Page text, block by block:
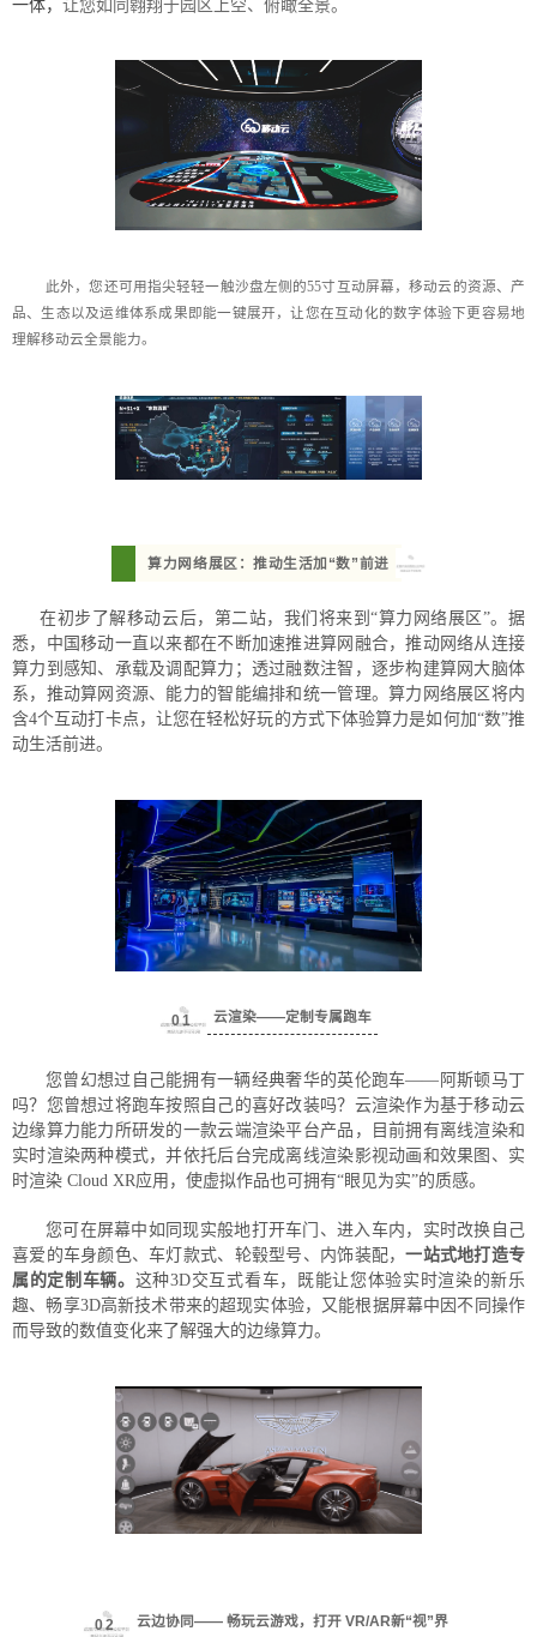
一体， 让您如同翱翔于园区上空、俯瞰全景。
此外，您还可用指尖轻轻一触沙盘左侧的55寸互动屏幕，移动云的资源、产
品、生态以及运维体系成果即能一键展开，让您在互动化的数字体验下更容易地
理解移动云全景能力。
算力网络展区：推动生活加“数”前进
在初步了解移动云后，第二站，我们将来到“算力网络展区”。据
悉，中国移动一直以来都在不断加速推进算网融合，推动网络从连接
算力到感知、承载及调配算力；透过融数注智，逐步构建算网大脑体
系，推动算网资源、能力的智能编排和统一管理。算力网络展区将内
含4个互动打卡点，让您在轻松好玩的方式下体验算力是如何加“数”推
动生活前进。
01 云渲染——定制专属跑车
您曾幻想过自己能拥有一辆经典奢华的英伦跑车——阿斯顿马丁
吗？您曾想过将跑车按照自己的喜好改装吗？云渲染作为基于移动云
边缘算力能力所研发的一款云端渲染平台产品，目前拥有离线渲染和
实时渲染两种模式，并依托后台完成离线渲染影视动画和效果图、实
时渲染 Cloud XR应用，使虚拟作品也可拥有“眼见为实”的质感。
您可在屏幕中如同现实般地打开车门、进入车内，实时改换自己
喜爱的车身颜色、车灯款式、轮毂型号、内饰装配，一站式地打造专
属的定制车辆。 这种3D交互式看车，既能让您体验实时渲染的新乐
趣、畅享3D高新技术带来的超现实体验，又能根据屏幕中因不同操作
而导致的数值变化来了解强大的边缘算力。
02 云边协同—— 畅玩云游戏，打开 VR/AR新“视”界